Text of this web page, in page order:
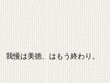
我慢は美徳、はもう終わり。